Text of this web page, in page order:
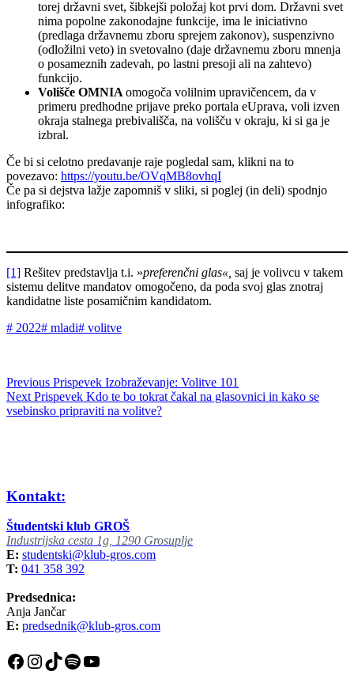
torej državni svet, šibkejši položaj kot prvi dom. Državni svet
nima popolne zakonodajne funkcije, ima le iniciativno
(predlaga državnemu zboru sprejem zakonov), suspenzivno
(odložilni veto) in svetovalno (daje državnemu zboru mnenja
o posameznih zadevah, po lastni presoji ali na zahtevo)
funkcijo.
Volišče OMNIA omogoča volilnim upravičencem, da v
primeru predhodne prijave preko portala eUprava, voli izven
okraja stalnega prebivališča, na volišču v okraju, ki si ga je
izbral.
Če bi si celotno predavanje raje pogledal sam, klikni na to
povezavo: https://youtu.be/OVqMB8ovhqI
Če pa si dejstva lažje zapomniš v sliki, si poglej (in deli) spodnjo
infografiko:
[1] Rešitev predstavlja t.i. »preferenčni glas«, saj je volivcu v takem
sistemu delitve mandatov omogočeno, da poda svoj glas znotraj
kandidatne liste posamičnim kandidatom.
# 2022# mladi# volitve
Previous Prispevek Izobraževanje: Volitve 101
Next Prispevek Kdo te bo tokrat čakal na glasovnici in kako se
vsebinsko pripraviti na volitve?
Kontakt:
Študentski klub GROŠ
Industrijska cesta 1g, 1290 Grosuplje
E: studentski@klub-gros.com
T: 041 358 392
Predsednica:
Anja Jančar
E: predsednik@klub-gros.com
Facebook
Instagram
TikTok
Spotify
YouTube